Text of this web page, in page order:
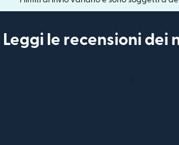
Leggi le recensioni dei